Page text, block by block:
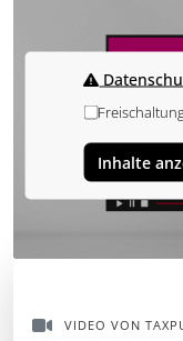
Inhalte
VIDEO VON